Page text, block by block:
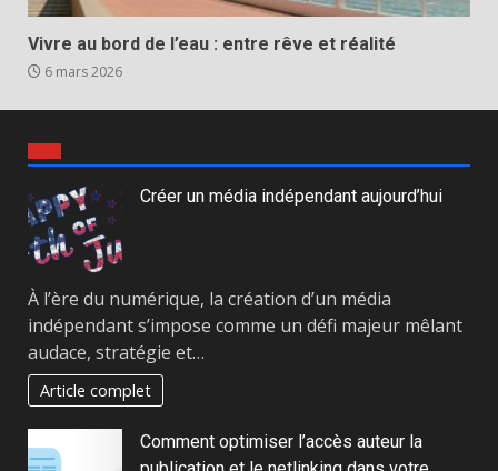
Vivre au bord de l’eau : entre rêve et réalité
6 mars 2026
Créer un média indépendant aujourd’hui
À l’ère du numérique, la création d’un média
indépendant s’impose comme un défi majeur mêlant
audace, stratégie et…
Article complet
Comment optimiser l’accès auteur la